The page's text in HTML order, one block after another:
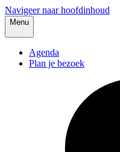
Navigeer naar hoofdinhoud
Menu
Agenda
Plan je bezoek